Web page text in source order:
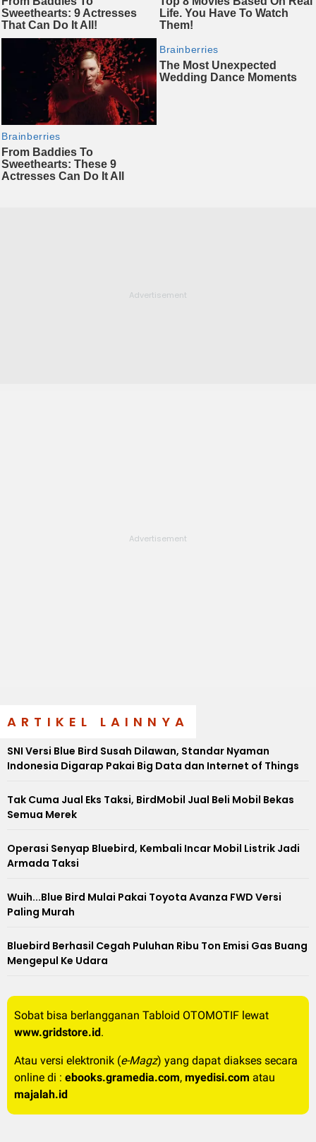
ARTIKEL LAINNYA
SNI Versi Blue Bird Susah Dilawan, Standar Nyaman
Indonesia Digarap Pakai Big Data dan Internet of Things
Tak Cuma Jual Eks Taksi, BirdMobil Jual Beli Mobil Bekas
Semua Merek
Operasi Senyap Bluebird, Kembali Incar Mobil Listrik Jadi
Armada Taksi
Wuih...Blue Bird Mulai Pakai Toyota Avanza FWD Versi
Paling Murah
Bluebird Berhasil Cegah Puluhan Ribu Ton Emisi Gas Buang
Mengepul Ke Udara
Sobat bisa berlangganan Tabloid OTOMOTIF lewat
www.gridstore.id.
Atau versi elektronik (e-Magz) yang dapat diakses secara
online di : ebooks.gramedia.com, myedisi.com atau
majalah.id